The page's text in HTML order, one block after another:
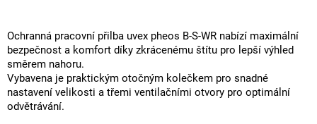
Ochranná pracovní přilba uvex pheos B-S-WR nabízí maximální
bezpečnost a komfort díky zkrácenému štítu pro lepší výhled
směrem nahoru.
Vybavena je praktickým otočným kolečkem pro snadné
nastavení velikosti a třemi ventilačními otvory pro optimální
odvětrávání.